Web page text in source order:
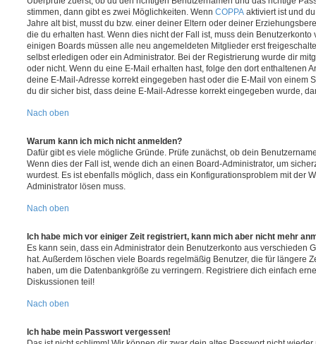
stimmen, dann gibt es zwei Möglichkeiten. Wenn COPPA aktiviert ist und
Jahre alt bist, musst du bzw. einer deiner Eltern oder deiner
die du erhalten hast. Wenn dies nicht der Fall ist, muss dein
einigen Boards müssen alle neu angemeldeten Mitglieder erst
selbst erledigen oder ein Administrator. Bei der Registrierung wurde dir
oder nicht. Wenn du eine E-Mail erhalten hast, folge den dort enthaltenen
deine E-Mail-Adresse korrekt eingegeben hast oder die E-Mail von einem
du dir sicher bist, dass deine E-Mail-Adresse korrekt eingegeben wurde,
Nach oben
Warum kann ich mich nicht anmelden?
Dafür gibt es viele mögliche Gründe. Prüfe zunächst, ob dein
Wenn dies der Fall ist, wende dich an einen Board-Administrator, um
wurdest. Es ist ebenfalls möglich, dass ein Konfigurationsproblem mit der
Administrator lösen muss.
Nach oben
Ich habe mich vor einiger Zeit registriert, kann mich aber nicht mehr
Es kann sein, dass ein Administrator dein Benutzerkonto aus verschieden
hat. Außerdem löschen viele Boards regelmäßig Benutzer, die für längere
haben, um die Datenbankgröße zu verringern. Registriere dich einfach
Diskussionen teil!
Nach oben
Ich habe mein Passwort vergessen!